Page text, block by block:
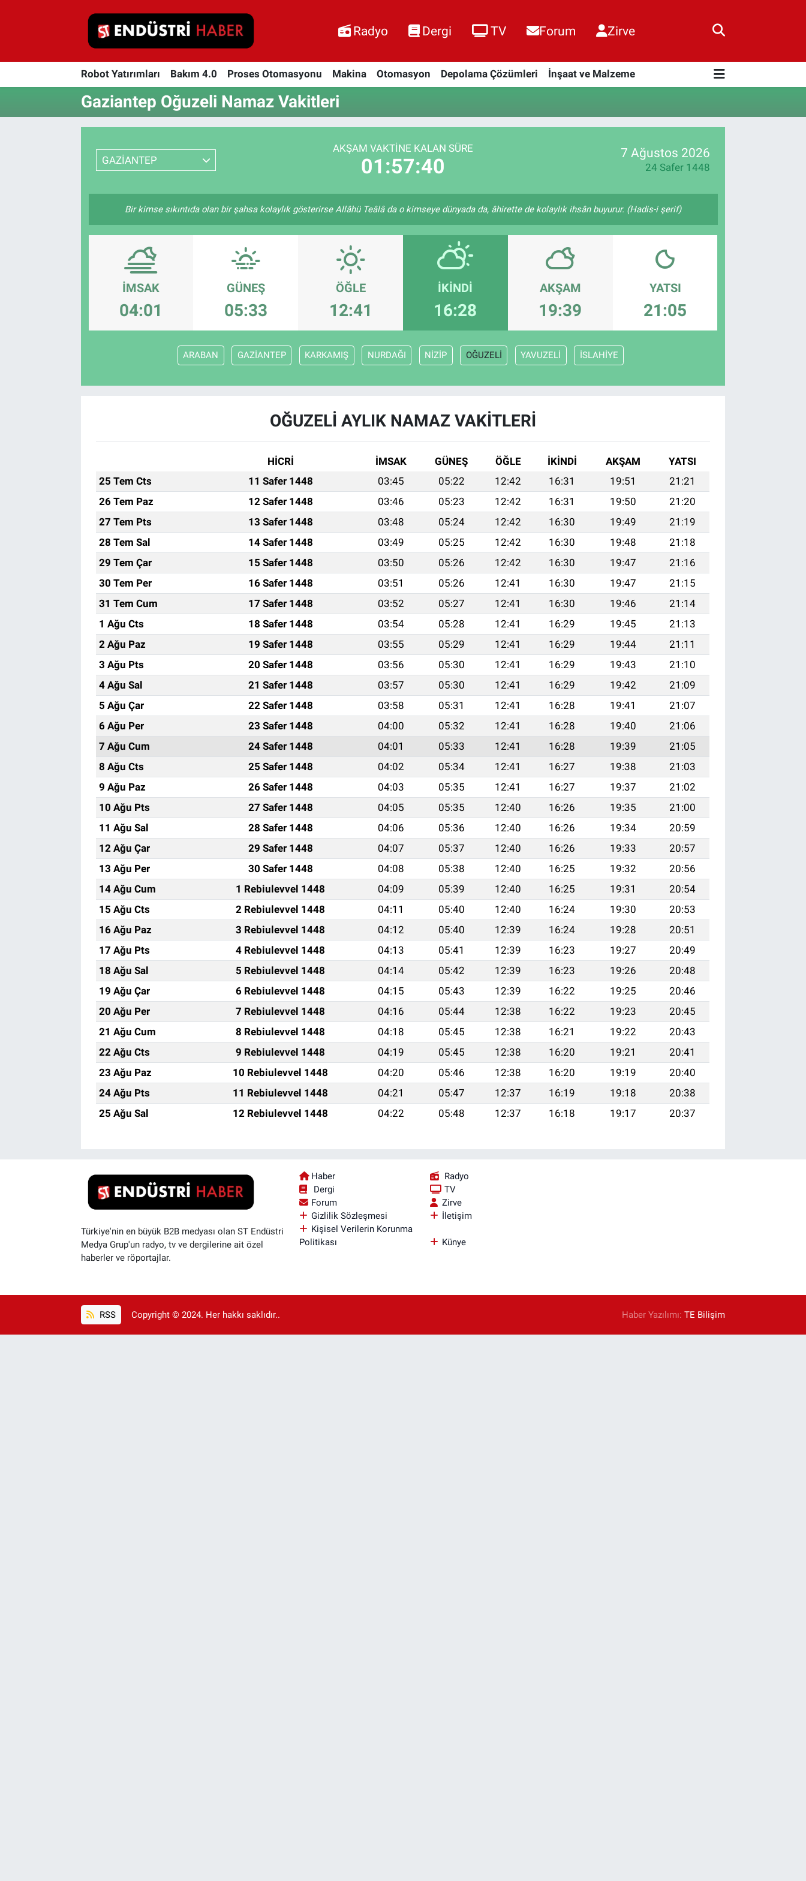
Radyo Dergi TV Forum Zirve
Robot Yatırımları Bakım 4.0 Proses Otomasyonu Makina Otomasyon Depolama Çözümleri İnşaat ve Malzeme
Gaziantep Oğuzeli Namaz Vakitleri
GAZİANTEP
AKŞAM VAKTINE KALAN SÜRE
01:57:39
7 Ağustos 2026
24 Safer 1448
Bir kimse sıkıntıda olan bir şahsa kolaylık gösterirse Allâhü Teâlâ da o kimseye dünyada da, âhirette de kolaylık ihsân buyurur. (Hadis-i şerif)
İMSAK
04:01
GÜNEŞ
05:33
ÖĞLE
12:41
İKINDI
16:28
AKŞAM
19:39
YATSI
21:05
ARABAN GAZİANTEP KARKAMIŞ NURDAĞI NİZİP OĞUZELİ YAVUZELİ İSLAHİYE
OĞUZELİ AYLIK NAMAZ VAKITLERI
HİCRİ İMSAK GÜNEŞ ÖĞLE İKINDI AKŞAM
YATSI
25 Tem Cts
11 Safer 1448 03:45 05:22 12:42 16:31 19:51
21:21
26 Tem Paz
12 Safer 1448 03:46 05:23 12:42 16:31 19:50
21:20
27 Tem Pts
13 Safer 1448 03:48 05:24 12:42 16:30 19:49
21:19
28 Tem Sal
14 Safer 1448 03:49 05:25 12:42 16:30 19:48
21:18
29 Tem Çar
15 Safer 1448 03:50 05:26 12:42 16:30 19:47
21:16
30 Tem Per
16 Safer 1448 03:51 05:26 12:41 16:30 19:47
21:15
31 Tem Cum
17 Safer 1448 03:52 05:27 12:41 16:30 19:46
21:14
1 Ağu Cts
18 Safer 1448 03:54 05:28 12:41 16:29 19:45
21:13
2 Ağu Paz
19 Safer 1448 03:55 05:29 12:41 16:29 19:44
21:11
3 Ağu Pts
20 Safer 1448 03:56 05:30 12:41 16:29 19:43
21:10
4 Ağu Sal
21 Safer 1448 03:57 05:30 12:41 16:29 19:42
21:09
5 Ağu Çar
22 Safer 1448 03:58 05:31 12:41 16:28 19:41
21:07
6 Ağu Per
23 Safer 1448 04:00 05:32 12:41 16:28 19:40
21:06
7 Ağu Cum
24 Safer 1448 04:01 05:33 12:41 16:28 19:39
21:05
8 Ağu Cts
25 Safer 1448 04:02 05:34 12:41 16:27 19:38
21:03
9 Ağu Paz
26 Safer 1448 04:03 05:35 12:41 16:27 19:37
21:02
10 Ağu Pts
27 Safer 1448 04:05 05:35 12:40 16:26 19:35
21:00
11 Ağu Sal
28 Safer 1448 04:06 05:36 12:40 16:26 19:34
20:59
12 Ağu Çar
29 Safer 1448 04:07 05:37 12:40 16:26 19:33
20:57
13 Ağu Per
30 Safer 1448 04:08 05:38 12:40 16:25 19:32
20:56
14 Ağu Cum
1 Rebiulevvel 1448 04:09 05:39 12:40 16:25 19:31
20:54
15 Ağu Cts
2 Rebiulevvel 1448 04:11 05:40 12:40 16:24 19:30
20:53
16 Ağu Paz
3 Rebiulevvel 1448 04:12 05:40 12:39 16:24 19:28
20:51
17 Ağu Pts
4 Rebiulevvel 1448 04:13 05:41 12:39 16:23 19:27
20:49
18 Ağu Sal
5 Rebiulevvel 1448 04:14 05:42 12:39 16:23 19:26
20:48
19 Ağu Çar
6 Rebiulevvel 1448 04:15 05:43 12:39 16:22 19:25
20:46
20 Ağu Per
7 Rebiulevvel 1448 04:16 05:44 12:38 16:22 19:23
20:45
21 Ağu Cum
8 Rebiulevvel 1448 04:18 05:45 12:38 16:21 19:22
20:43
22 Ağu Cts
9 Rebiulevvel 1448 04:19 05:45 12:38 16:20 19:21
20:41
23 Ağu Paz
10 Rebiulevvel 1448 04:20 05:46 12:38 16:20 19:19
20:40
24 Ağu Pts
11 Rebiulevvel 1448 04:21 05:47 12:37 16:19 19:18
20:38
25 Ağu Sal
12 Rebiulevvel 1448 04:22 05:48 12:37 16:18 19:17 20:37
Türkiye'nin en büyük B2B medyası olan ST Endüstri
Medya Grup'un radyo, tv ve dergilerine ait özel
haberler ve röportajlar.
Haber
Radyo
Dergi
TV
Forum
Zirve
Gizlilik Sözleşmesi
İletişim
Kişisel Verilerin Korunma
Politikası
Künye
RSS Copyright © 2024. Her hakkı saklıdır.. Haber Yazılımı:TE Bilişim
Robot Yatırımları
Proses Otomasyonu